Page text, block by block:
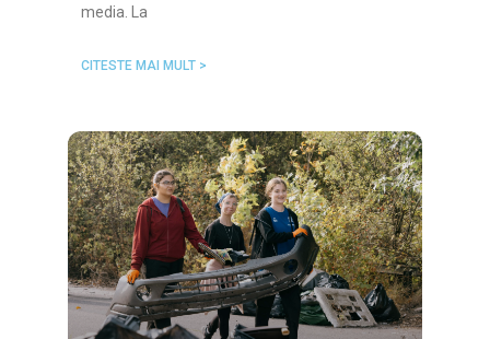
media. La
CITESTE MAI MULT >